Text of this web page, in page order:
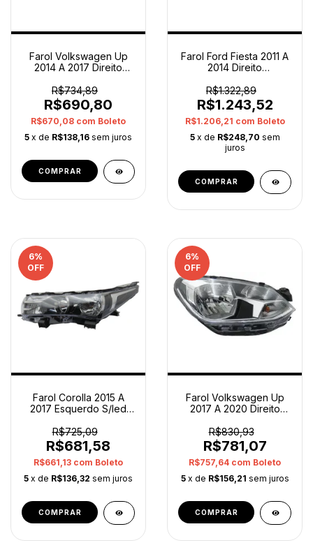
Farol Volkswagen Up
2014 A 2017 Direito
Direito/passageiro
R$734,89
R$690,80
R$670,08 com Boleto
5 x de R$138,16 sem juros
Farol Ford Fiesta 2011 A
2014 Direito
Direito/passageiro
R$1.322,89
R$1.243,52
R$1.206,21 com Boleto
5 x de R$248,70 sem
juros
6%
OFF
Farol Corolla 2015 A
2017 Esquerdo S/led
Esquerdo/motorista
R$725,09
R$681,58
R$661,13 com Boleto
5 x de R$136,32 sem juros
6%
OFF
Farol Volkswagen Up
2017 A 2020 Direito
Direito/passageiro
R$830,93
R$781,07
R$757,64 com Boleto
5 x de R$156,21 sem juros